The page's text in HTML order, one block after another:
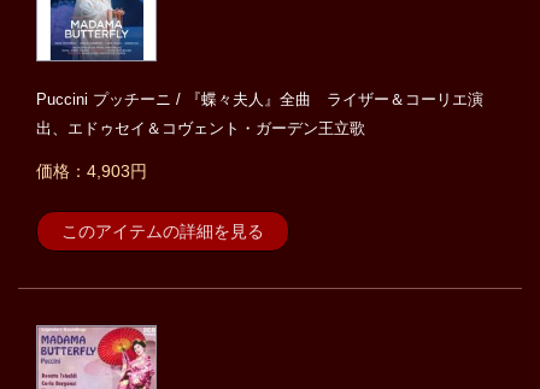
Puccini プッチーニ / 『蝶々夫人』全曲 ライザー＆コーリエ演
出、エドゥセイ＆コヴェント・ガーデン王立歌
価格：4,903円
このアイテムの詳細を見る